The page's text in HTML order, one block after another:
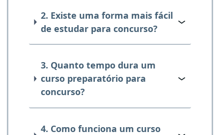
2. Existe uma forma mais fácil
de estudar para concurso?
3. Quanto tempo dura um
curso preparatório para
concurso?
4. Como funciona um curso